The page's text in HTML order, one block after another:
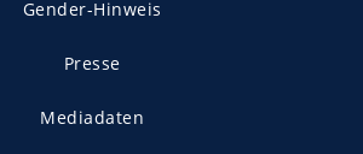
Gender-Hinweis
Presse
Mediadaten